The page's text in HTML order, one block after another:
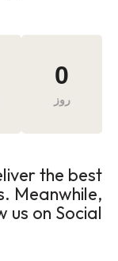
0
روز
the best
Meanwhile,
us on Social.